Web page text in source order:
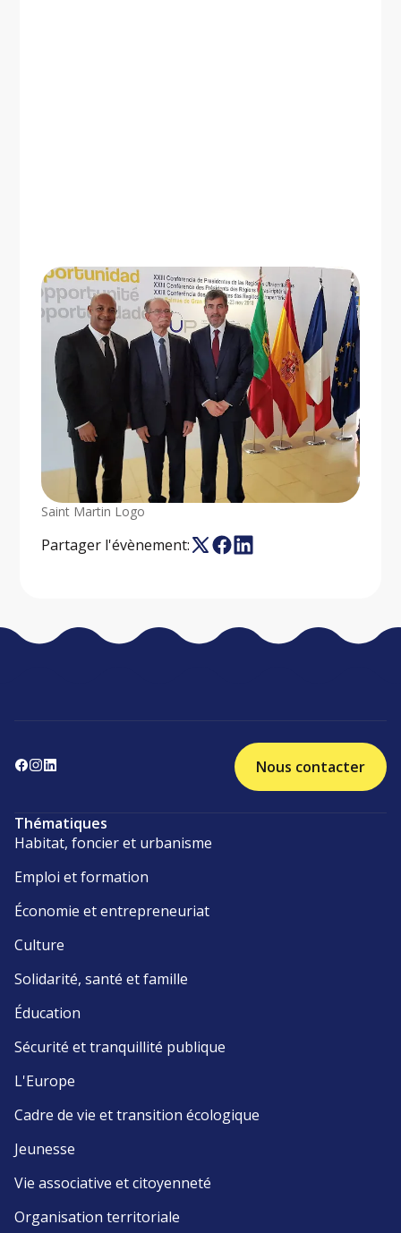
Saint Martin Logo
Partager l'évènement:
Nous contacter
Thématiques
Habitat, foncier et urbanisme
Emploi et formation
Économie et entrepreneuriat
Culture
Solidarité, santé et famille
Éducation
Sécurité et tranquillité publique
L'Europe
Cadre de vie et transition écologique
Jeunesse
Vie associative et citoyenneté
Organisation territoriale